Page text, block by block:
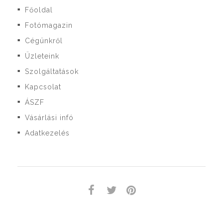
■ Főoldal
■ Fotómagazin
■ Cégünkről
■ Üzleteink
■ Szolgáltatások
■ Kapcsolat
■ ÁSZF
■ Vásárlási infó
■ Adatkezelés